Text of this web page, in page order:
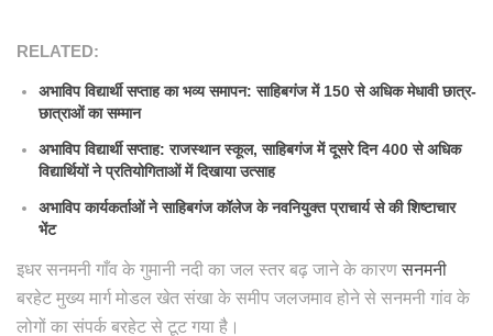
RELATED:
अभाविप विद्यार्थी सप्ताह का भव्य समापन: साहिबगंज में 150 से अधिक मेधावी छात्र-
छात्राओं का सम्मान
अभाविप विद्यार्थी सप्ताह: राजस्थान स्कूल, साहिबगंज में दूसरे दिन 400 से अधिक
विद्यार्थियों ने प्रतियोगिताओं में दिखाया उत्साह
अभाविप कार्यकर्ताओं ने साहिबगंज कॉलेज के नवनियुक्त प्राचार्य से की शिष्टाचार
भेंट
इधर सनमनी गाँव के गुमानी नदी का जल स्तर बढ़ जाने के कारणसनमनी
बरहेट मुख्य मार्ग मोडल खेत संखा के समीप जलजमाव होने से सनमनी गांव के
लोगों का संपर्क बरहेट से टूट गया है।